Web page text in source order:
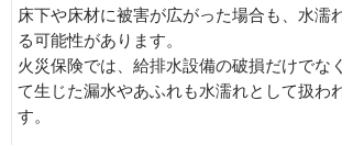
床下や床材に被害が広がった場合も、水濡
る可能性があります。
火災保険では、給排水設備の破損だけでな
て生じた漏水やあふれも水濡れとして扱わ
す。